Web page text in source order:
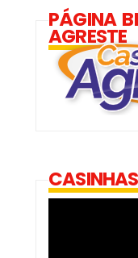
PÁGINA
AGRESTE